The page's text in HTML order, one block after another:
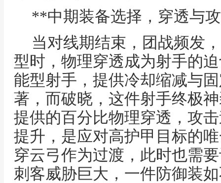
**中期装备选择，穿透与
当对线期结束，团战频发
型时，物理穿透成为射手的
能型射手，提供冷却缩减与
著，而破晓，这件射手终极
提供的百分比物理穿透，攻
提升，是应对高护甲目标的
穿云弓作为过渡，此时也需
刺客威胁巨大，一件防御装